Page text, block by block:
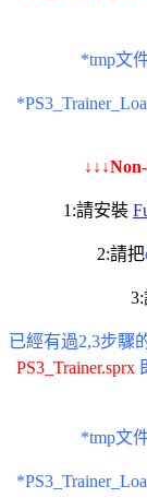
*tmp文
1:請安裝
2:請把
已經有過2,3步驟
PS3_Trainer.sprx
*tmp文